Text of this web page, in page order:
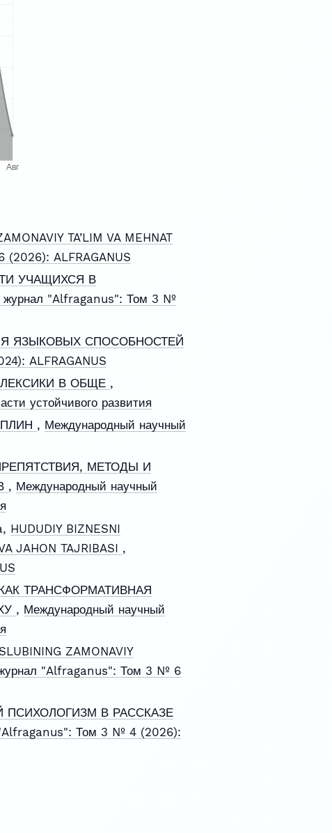
TA’LIM VA MEHNAT
ALFRAGANUS
УЧАЩИХСЯ В
журнал "Alfraganus": Том 3 №
ЯЗЫКОВЫХ СПОСОБНОСТЕЙ
ALFRAGANUS
В ОБЩЕ ,
устойчивого развития
, Международный научный
МЕТОДЫ И
, Международный научный
HUDUDIY BIZNESNI
JAHON TAJRIBASI ,
ТРАНСФОРМАТИВНАЯ
, Международный научный
ZAMONAVIY
"Alfraganus": Том 3 № 6
В РАССКАЗЕ
Том 3 № 4 (2026):